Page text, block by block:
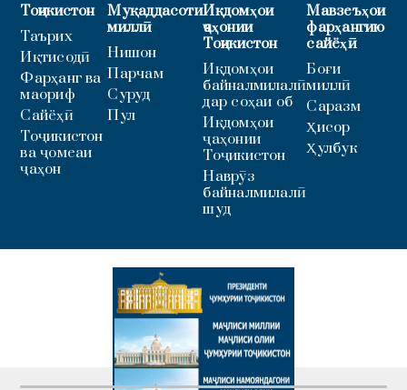
Тоҷикистон
Таърих
Иқтисодӣ
Фарҳанг ва
маориф
Сайёҳӣ
Тоҷикистон
ва ҷомеаи
ҷаҳон
Муқаддасоти
миллӣ
Нишон
Парчам
Суруд
Пул
Иқдомҳои
ҷаҳонии
Тоҷикистон
Иқдомҳои
байналмилалӣ
дар соҳаи об
Иқдомҳои
ҷаҳонии
Тоҷикистон
Наврӯз
байналмилалӣ
шуд
Мавзеъҳои
фарҳангию
сайёҳӣ
Боғи
миллӣ
Саразм
Ҳисор
Ҳулбук